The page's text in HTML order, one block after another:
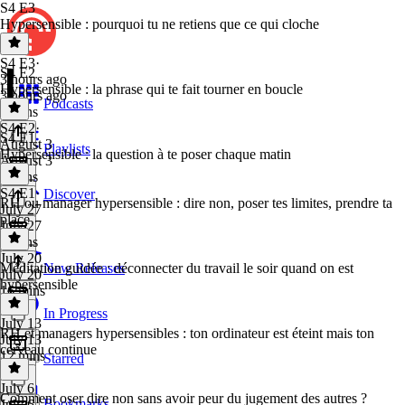
Podcasts
Playlists
Discover
New Releases
In Progress
Starred
S4 E3
Hypersensible : pourquoi tu ne retiens que ce qui cloche
S4 E3·
3 hours ago
3 hours ago
6 mins
S4 E2
Hypersensible : la phrase qui te fait tourner en boucle
S4 E2·
August 3
August 3
6 mins
S4 E1
Hypersensible : la question à te poser chaque matin
S4 E1 ·
July 27
July 27
9 mins
RH ou manager hypersensible : dire non, poser tes limites, prendre ta
place
July 20
July 20
16 mins
Méditation guidée : déconnecter du travail le soir quand on est
hypersensible
July 13
July 13
12 mins
RH et managers hypersensibles : ton ordinateur est éteint mais ton
cerveau continue
July 6
Comment oser dire non sans avoir peur du jugement des autres ?